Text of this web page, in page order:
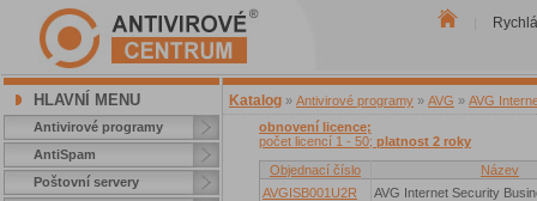
HLAVNÍ MENU
Antivirové programy
AntiSpam
Poštovní servery
Katalog » Antivirové programy » AVG » AVG
obnovení licence;
počet licencí 1 - 50; platnost 2 roky
Objednací číslo
Název
AVGISB001U2R
AVG Internet Security